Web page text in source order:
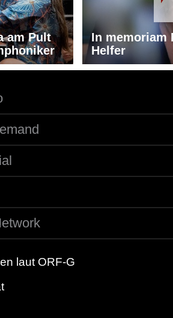
am Pult
In memoriam
Helfer
laut ORF-G